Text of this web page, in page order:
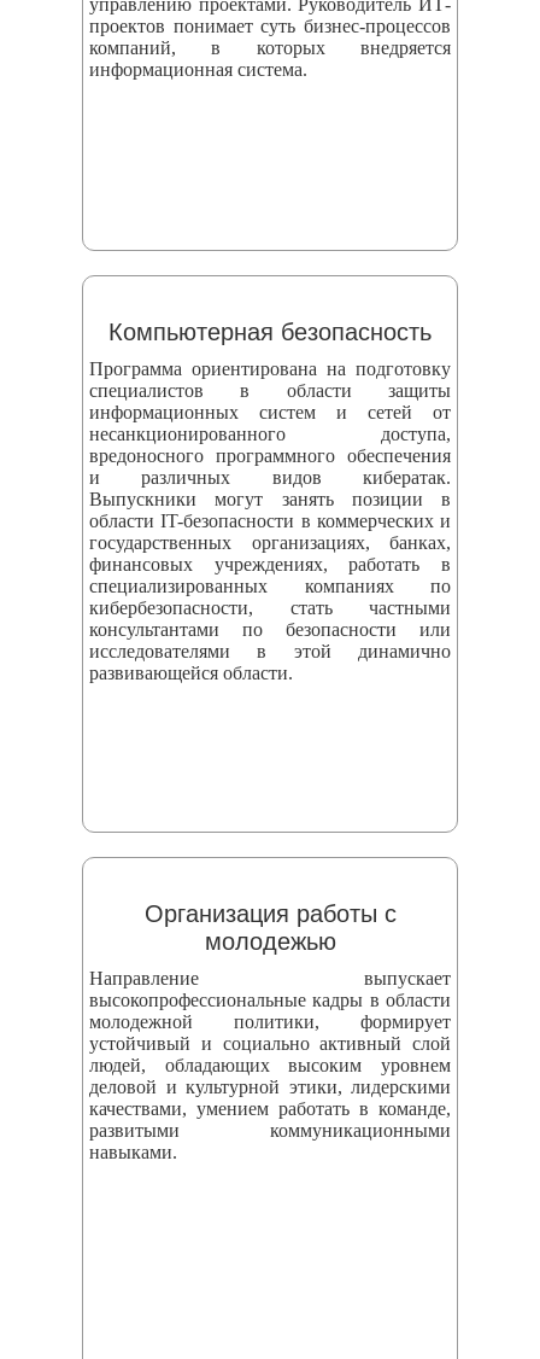
управлению проектами. Руководитель ИТ-
проектов понимает суть бизнес-процессов
компаний, в которых внедряется
информационная система.
Компьютерная безопасность
Программа ориентирована на подготовку
специалистов в области защиты
информационных систем и сетей от
несанкционированного доступа,
вредоносного программного обеспечения
и различных видов кибератак.
Выпускники могут занять позиции в
области IT-безопасности в коммерческих и
государственных организациях, банках,
финансовых учреждениях, работать в
специализированных компаниях по
кибербезопасности, стать частными
консультантами по безопасности или
исследователями в этой динамично
развивающейся области.
Организация работы с
молодежью
Направление выпускает
высокопрофессиональные кадры в области
молодежной политики, формирует
устойчивый и социально активный слой
людей, обладающих высоким уровнем
деловой и культурной этики, лидерскими
качествами, умением работать в команде,
развитыми коммуникационными
навыками.